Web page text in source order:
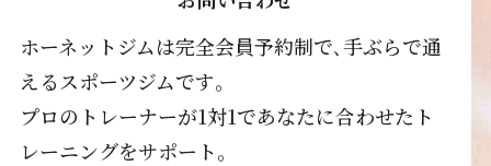
ホーネットジムは完全会員予約制で､手ぶらで通
えるスポーツジムです｡
プロのトレーナーが1対1であなたに合わせたト
レーニングをサポート｡